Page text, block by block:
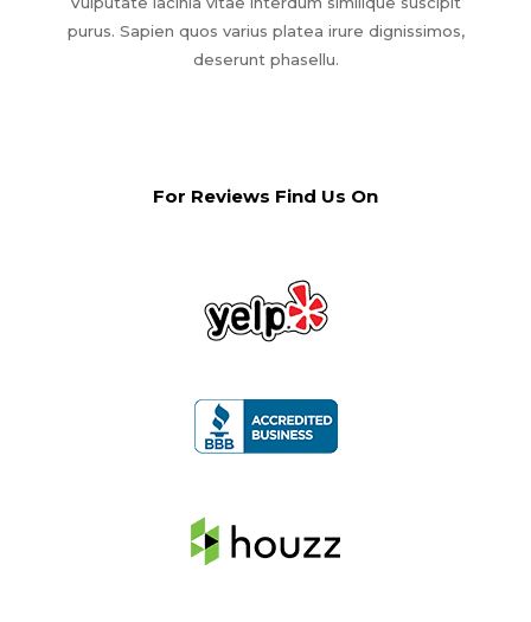
purus. Sapien quos varius platea irure dignissimos,
deserunt phasellu.
For Reviews Find Us On